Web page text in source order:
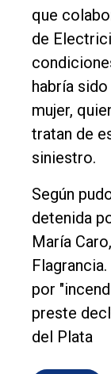
que
de
habría
mujer,
tratan de
siniestro.
Según
detenida
María
por
preste
del Plata